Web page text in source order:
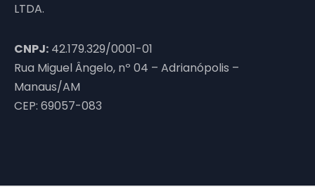
LTDA.
CNPJ: 42.179.329/0001-01
Rua Miguel Ângelo, nº 04 – Adrianópolis –
Manaus/AM
CEP: 69057-083